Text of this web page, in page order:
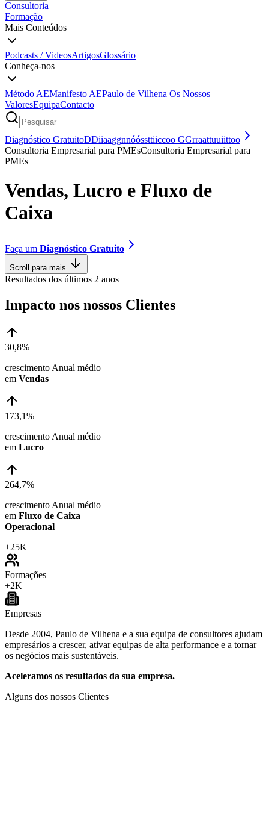
Consultoria
Formação
Mais Conteúdos
Podcasts / VideosArtigosGlossário
Conheça-nos
Método AEManifesto AEPaulo de Vilhena Os Nossos
ValoresEquipaContacto
Diagnóstico GratuitoDDiiaaggnnóóssttiiccoo GGrraattuuiittoo
Consultoria Empresarial para PMEsConsultoria Empresarial para
PMEs
Vendas, Lucro e Fluxo de
Caixa
Faça um Diagnóstico Gratuito
Scroll para mais
Resultados dos últimos 2 anos
Impacto nos nossos Clientes
30,8%
crescimento Anual médio
em Vendas
173,1%
crescimento Anual médio
em Lucro
264,7%
crescimento Anual médio
em Fluxo de Caixa
Operacional
+25K
Formações
+2K
Empresas
Desde 2004, Paulo de Vilhena e a sua equipa de consultores ajudam
empresários a crescer, ativar equipas de alta performance e a tornar
os negócios mais sustentáveis.
Aceleramos os resultados da sua empresa.
Alguns dos nossos Clientes